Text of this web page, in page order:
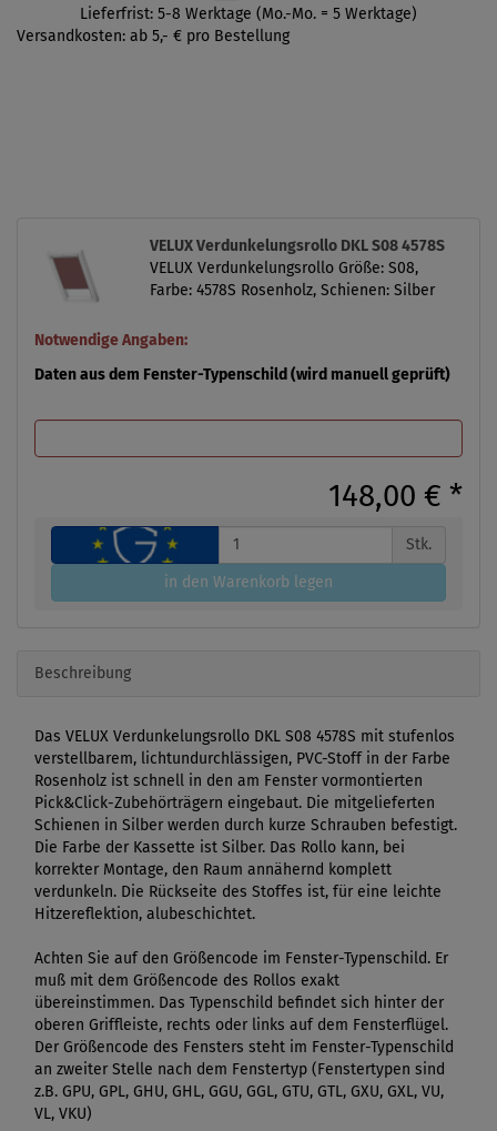
Lieferfrist: 5-8 Werktage (Mo.-Mo. = 5 Werktage)
Versandkosten: ab 5,- € pro Bestellung
VELUX Verdunkelungsrollo DKL S08 4578S
VELUX Verdunkelungsrollo Größe: S08,
Farbe: 4578S Rosenholz, Schienen: Silber
Notwendige Angaben:
Daten aus dem Fenster-Typenschild (wird manuell geprüft)
148,00 € *
Stk.
in den Warenkorb legen
Beschreibung
Das VELUX Verdunkelungsrollo DKL S08 4578S mit stufenlos
verstellbarem, lichtundurchlässigen, PVC-Stoff in der Farbe
Rosenholz ist schnell in den am Fenster vormontierten
Pick&Click-Zubehörträgern eingebaut. Die mitgelieferten
Schienen in Silber werden durch kurze Schrauben befestigt.
Die Farbe der Kassette ist Silber. Das Rollo kann, bei
korrekter Montage, den Raum annähernd komplett
verdunkeln. Die Rückseite des Stoffes ist, für eine leichte
Hitzereflektion, alubeschichtet.
Achten Sie auf den Größencode im Fenster-Typenschild. Er
muß mit dem Größencode des Rollos exakt
übereinstimmen. Das Typenschild befindet sich hinter der
oberen Griffleiste, rechts oder links auf dem Fensterflügel.
Der Größencode des Fensters steht im Fenster-Typenschild
an zweiter Stelle nach dem Fenstertyp (Fenstertypen sind
z.B. GPU, GPL, GHU, GHL, GGU, GGL, GTU, GTL, GXU, GXL, VU,
VL, VKU)